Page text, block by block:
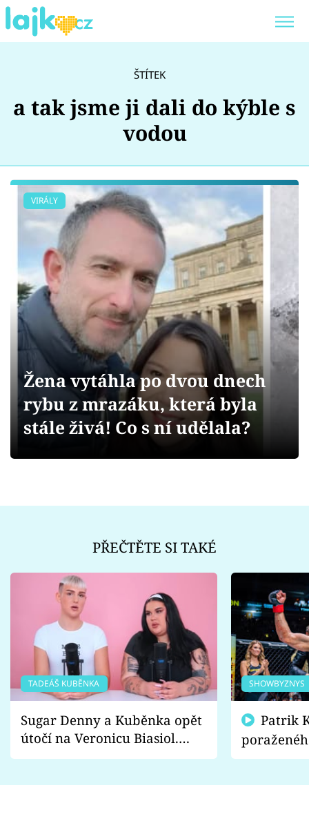
Showbyznys
Youtubeři
Virály
Sex a vztahy
Videa
Sledujte prima+
Přihlášení
ŠTÍTEK
a tak jsme ji dali do kýble s
vodou
VIRÁLY
Žena vytáhla po dvou dnech
rybu z mrazáku, která byla
stále živá! Co s ní udělala?
PŘEČTĚTE SI TAKÉ
TADEÁŠ KUBĚNKA
Sugar Denny a Kuběnka opět
útočí na Veronicu Biasiol.
Proč je podle nich falešná a
SHOWBYZNYS
fanoušci